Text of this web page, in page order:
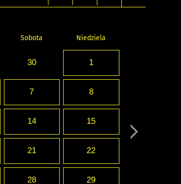
Sobota Niedziela
30 1
7 8
14 15
21 22
28 29